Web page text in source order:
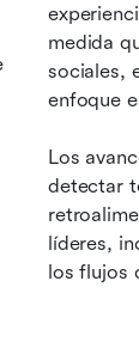
medida
sociales,
enfoque
Los
detectar
líderes,
los flujos